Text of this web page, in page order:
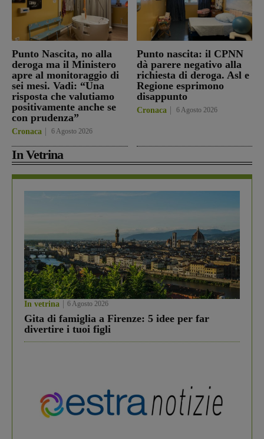
Punto Nascita, no alla
deroga ma il Ministero
apre al monitoraggio di
sei mesi. Vadi: “Una
risposta che valutiamo
positivamente anche se
con prudenza”
Cronaca 6 Agosto 2026
Punto nascita: il CPNN
dà parere negativo alla
richiesta di deroga. Asl e
Regione esprimono
disappunto
Cronaca 6 Agosto 2026
In Vetrina
In vetrina 6 Agosto 2026
Gita di famiglia a Firenze: 5 idee per far
divertire i tuoi figli